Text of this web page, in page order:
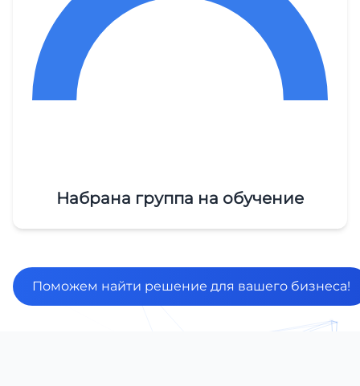
Набрана группа на обучение
Поможем найти решение для вашего бизнеса!